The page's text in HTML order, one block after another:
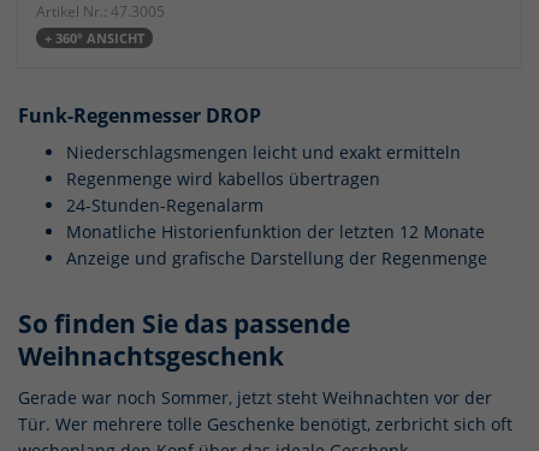
Artikel Nr.: 47.3005
+ 360° ANSICHT
Funk-Regenmesser DROP
Niederschlagsmengen leicht und exakt ermitteln
Regenmenge wird kabellos übertragen
24-Stunden-Regenalarm
Monatliche Historienfunktion der letzten 12 Monate
Anzeige und grafische Darstellung der Regenmenge
So finden Sie das passende
Weihnachtsgeschenk
Gerade war noch Sommer, jetzt steht Weihnachten vor der
Tür. Wer mehrere tolle Geschenke benötigt, zerbricht sich oft